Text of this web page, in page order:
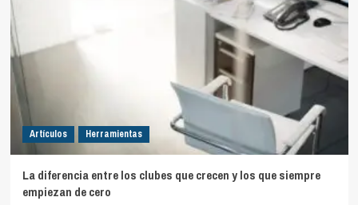
Artículos Herramientas
La diferencia entre los clubes que crecen y los que siempre
empiezan de cero